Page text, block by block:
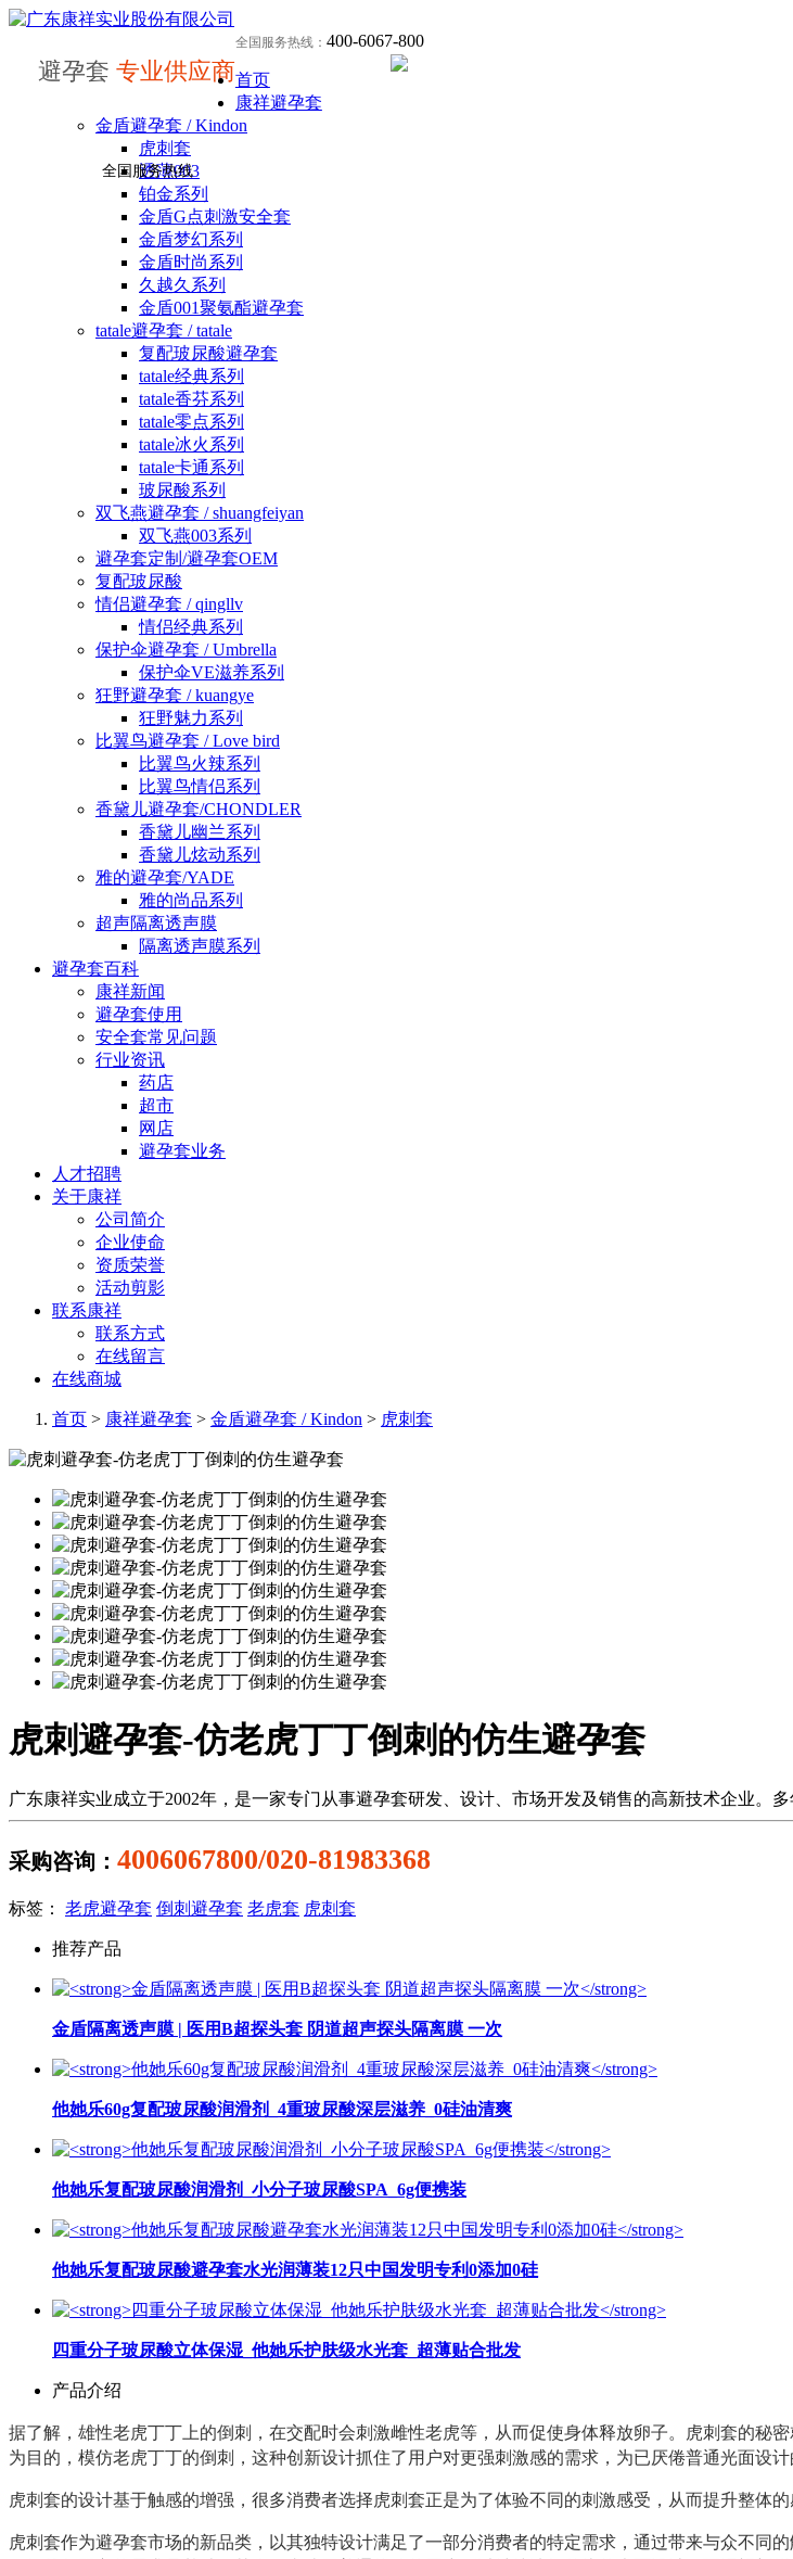
避孕套 专业供应商
全国服务热线： 400-6067-800
首页
康祥避孕套
金盾避孕套 / Kindon
虎刺套
透薄003
铂金系列
金盾G点刺激安全套
金盾梦幻系列
金盾时尚系列
久越久系列
金盾001聚氨酯避孕套
tatale避孕套 / tatale
复配玻尿酸避孕套
tatale经典系列
tatale香芬系列
tatale零点系列
tatale冰火系列
tatale卡通系列
玻尿酸系列
双飞燕避孕套 / shuangfeiyan
双飞燕003系列
避孕套定制/避孕套OEM
复配玻尿酸
情侣避孕套 / qingllv
情侣经典系列
保护伞避孕套 / Umbrella
保护伞VE滋养系列
狂野避孕套 / kuangye
狂野魅力系列
比翼鸟避孕套 / Love bird
比翼鸟火辣系列
比翼鸟情侣系列
香黛儿避孕套/CHONDLER
香黛儿幽兰系列
香黛儿炫动系列
雅的避孕套/YADE
雅的尚品系列
超声隔离透声膜
隔离透声膜系列
避孕套百科
康祥新闻
避孕套使用
安全套常见问题
行业资讯
药店
超市
网店
避孕套业务
人才招聘
关于康祥
公司简介
企业使命
资质荣誉
活动剪影
联系康祥
联系方式
在线留言
在线商城
首页 > 康祥避孕套 > 金盾避孕套 / Kindon > 虎刺套
虎刺避孕套-仿老虎丁丁倒刺的仿生避孕套
广东康祥实业成立于2002年，是一家专门从事避孕套研发、设计、市场开发及销售的高新技术企业。
采购咨询： 4006067800/020-81983368
标签： 老虎避孕套 倒刺避孕套 老虎套 虎刺套
推荐产品
金盾隔离透声膜 | 医用B超探头套 阴道超声探头隔离膜 一次
他她乐60g复配玻尿酸润滑剂_4重玻尿酸深层滋养_0硅油清爽
他她乐复配玻尿酸润滑剂_小分子玻尿酸SPA_6g便携装
他她乐复配玻尿酸避孕套水光润薄装12只中国发明专利0添加0硅
四重分子玻尿酸立体保湿_他她乐护肤级水光套_超薄贴合批发
产品介绍
据了解，雄性老虎丁丁上的倒刺，在交配时会刺激雌性老虎等，从而促使身体释放卵子。虎刺套的秘密
为目的，模仿老虎丁丁的倒刺，这种创新设计抓住了用户对更强刺激感的需求，为已厌倦普通光面设计
虎刺套的设计基于触感的增强，很多消费者选择虎刺套正是为了体验不同的刺激感受，从而提升整体的
虎刺套作为避孕套市场的新品类，以其独特设计满足了一部分消费者的特定需求，通过带来与众不同
全国服务热线